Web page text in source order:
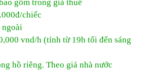
gồm trong giá thuê
chiếc
ngoài
vnd/h (tính từ 19h tối đến sáng
hồ riêng. Theo giá nhà nước